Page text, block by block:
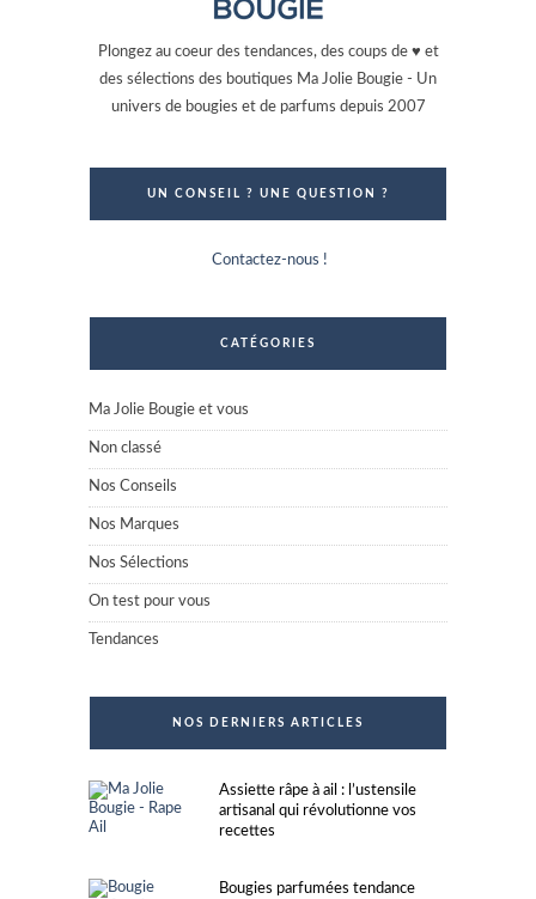
Plongez au coeur des tendances, des coups de ♥ et
des sélections des boutiques Ma Jolie Bougie - Un
univers de bougies et de parfums depuis 2007
UN CONSEIL ? UNE QUESTION ?
Contactez-nous !
CATÉGORIES
Ma Jolie Bougie et vous
Non classé
Nos Conseils
Nos Marques
Nos Sélections
On test pour vous
Tendances
NOS DERNIERS ARTICLES
Assiette râpe à ail : l’ustensile
artisanal qui révolutionne vos
recettes
Bougies parfumées tendance